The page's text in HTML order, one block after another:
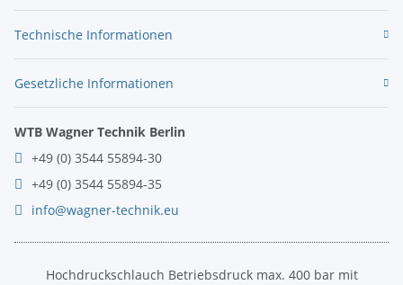
Technische Informationen
Gesetzliche Informationen
WTB Wagner Technik Berlin
+49 (0) 3544 55894-30
+49 (0) 3544 55894-35
info@wagner-technik.eu
Hochdruckschlauch Betriebsdruck max. 400 bar mit